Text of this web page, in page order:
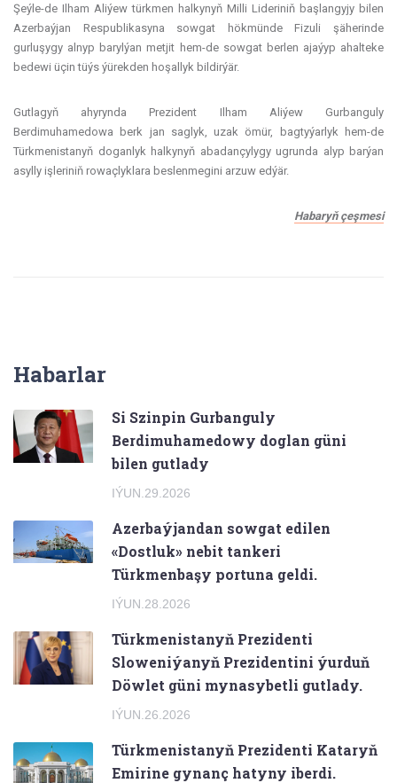
Şeýle-de Ilham Aliýew türkmen halkynyň Milli Lideriniň başlangyjy bilen
Azerbaýjan Respublikasyna sowgat hökmünde Fizuli şäherinde
gurluşygy alnyp barylýan metjit hem-de sowgat berlen ajaýyp ahalteke
bedewi üçin tüýs ýürekden hoşallyk bildirýär.
Gutlagyň ahyrynda Prezident Ilham Aliýew Gurbanguly
Berdimuhamedowa berk jan saglyk, uzak ömür, bagtyýarlyk hem-de
Türkmenistanyň doganlyk halkynyň abadançylygy ugrunda alyp barýan
asylly işleriniň rowaçlyklara beslenmegini arzuw edýär.
Habaryň çeşmesi
Habarlar
Si Szinpin Gurbanguly
Berdimuhamedowy doglan güni
bilen gutlady
IÝUN.29.2026
Azerbaýjandan sowgat edilen
«Dostluk» nebit tankeri
Türkmenbaşy portuna geldi.
IÝUN.28.2026
Türkmenistanyň Prezidenti
Sloweniýanyň Prezidentini ýurduň
Döwlet güni mynasybetli gutlady.
IÝUN.26.2026
Türkmenistanyň Prezidenti Kataryň
Emirine gynanç hatyny iberdi.